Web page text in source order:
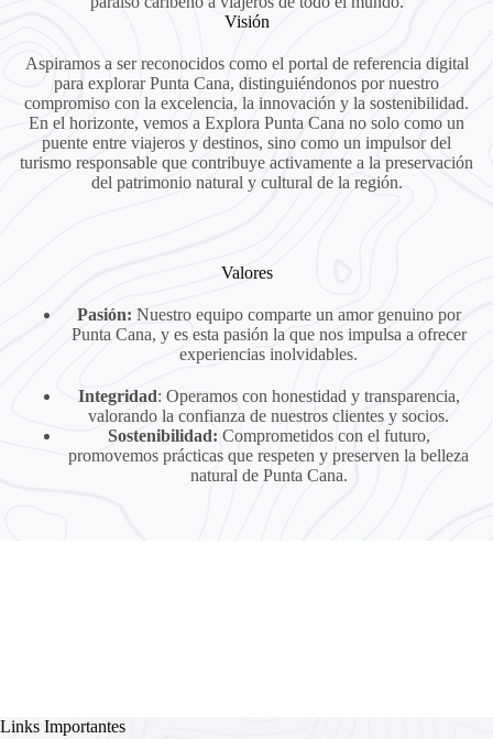
Visión
Aspiramos a ser reconocidos como el portal de referencia digital
para explorar Punta Cana, distinguiéndonos por nuestro
compromiso con la excelencia, la innovación y la sostenibilidad.
En el horizonte, vemos a Explora Punta Cana no solo como un
puente entre viajeros y destinos, sino como un impulsor del
turismo responsable que contribuye activamente a la preservación
del patrimonio natural y cultural de la región.
Valores
Pasión: Nuestro equipo comparte un amor genuino por
Punta Cana, y es esta pasión la que nos impulsa a ofrecer
experiencias inolvidables.
Integridad: Operamos con honestidad y transparencia,
valorando la confianza de nuestros clientes y socios.
Sostenibilidad: Comprometidos con el futuro,
promovemos prácticas que respeten y preserven la belleza
natural de Punta Cana.
Links Importantes